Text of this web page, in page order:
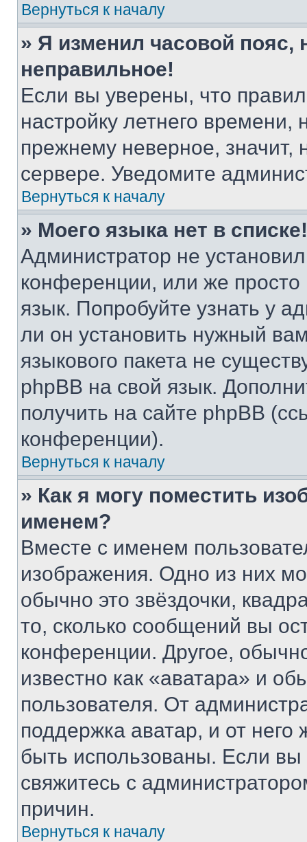
Вернуться к началу
» Я изменил часовой пояс,
неправильное!
Если вы уверены, что
настройку летнего
прежнему неверное, значит,
сервере. Уведомите
Вернуться к началу
» Моего языка нет в списке!
Администратор не
конференции, или же
язык. Попробуйте узнать у
ли он установить нужный
языкового пакета не
phpBB на свой язык.
получить на сайте phpBB
конференции).
Вернуться к началу
» Как я могу поместить
именем?
Вместе с именем
изображения. Одно из них
обычно это звёздочки,
то, сколько сообщений вы
конференции. Другое,
известно как «аватара» и
пользователя. От
поддержка аватар, и от него
быть использованы. Если
свяжитесь с
причин.
Вернуться к началу